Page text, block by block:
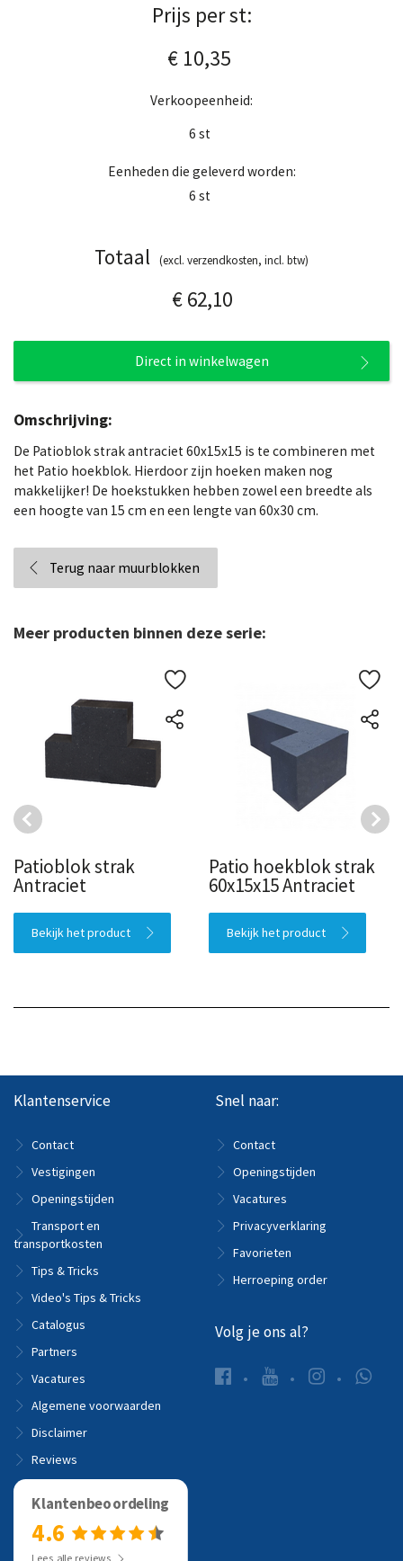
Prijs per st:
€ 10,35
Verkoopeenheid:
6 st
Eenheden die geleverd worden:
6 st
Totaal (excl. verzendkosten, incl. btw)
€ 62,10
Direct in winkelwagen
Omschrijving:
De Patioblok strak antraciet 60x15x15 is te combineren met
het Patio hoekblok. Hierdoor zijn hoeken maken nog
makkelijker! De hoekstukken hebben zowel een breedte als
een hoogte van 15 cm en een lengte van 60x30 cm.
Terug naar muurblokken
Meer producten binnen deze serie:
Patioblok strak
Antraciet
Bekijk het product
Patio hoekblok strak
60x15x15 Antraciet
Bekijk het product
Klantenservice
Contact
Vestigingen
Openingstijden
Transport en
transportkosten
Tips & Tricks
Video's Tips & Tricks
Catalogus
Partners
Vacatures
Algemene voorwaarden
Disclaimer
Reviews
Snel naar:
Contact
Openingstijden
Vacatures
Privacyverklaring
Favorieten
Herroeping order
Volg je ons al?
Klantenbeoordeling
4.6
Lees alle reviews